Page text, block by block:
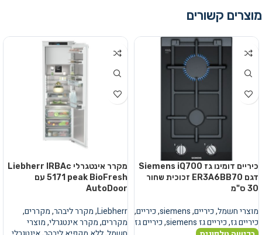
מוצרים קשורים
כיריים דומינו גז Siemens iQ700
דגם ER3A6BB70 זכוכית שחור
30 ס"מ
מוצרי חשמל,כיריים,
siemens
,כיריים,
כיריים גז,כיריים גז siemens ,כיריים גז
מקרר אינטגרלי Liebherr IRBAc
5171 peak BioFresh עם
AutoDoor
Liebherr
,מקרר ליבהר,מקררים,
מקררים,מקרר אינטגרלי,מוצרי